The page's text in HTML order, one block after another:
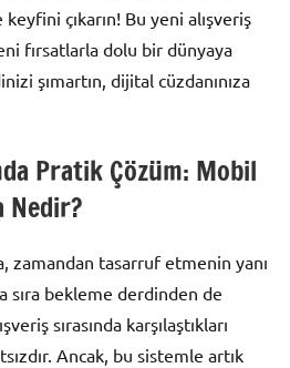
çıkarın! Bu yeni alışveriş
fırsatlarla dolu bir dünyaya
şımartın, dijital cüzdanınıza
Pratik Çözüm: Mobil
Nedir?
zamandan tasarruf etmenin yanı
sıra bekleme derdinden de
sırasında karşılaştıkları
Ancak, bu sistemle artık